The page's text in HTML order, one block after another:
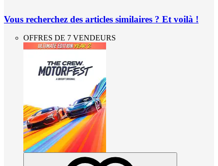
Vous recherchez des articles similaires ? Et voilà !
OFFRES DE 7 VENDEURS